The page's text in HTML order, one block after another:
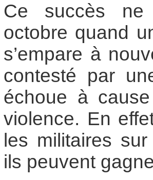
Ce succès ne
octobre quand
s’empare à
contesté par
échoue à
violence. En
les militaires
ils peuvent